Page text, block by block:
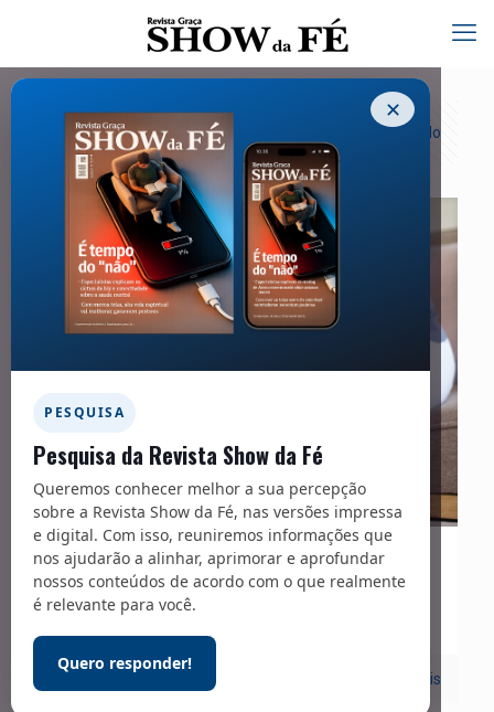
✕
PESQUISA
Pesquisa da Revista Show da Fé
Queremos conhecer melhor a sua percepção
sobre a Revista Show da Fé, nas versões impressa
e digital. Com isso, reuniremos informações que
nos ajudarão a alinhar, aprimorar e aprofundar
nossos conteúdos de acordo com o que realmente
é relevante para você.
Quero responder!
Categorias Tags Exibir tudo
18/07/2024
“Fui curada”
Leia mais